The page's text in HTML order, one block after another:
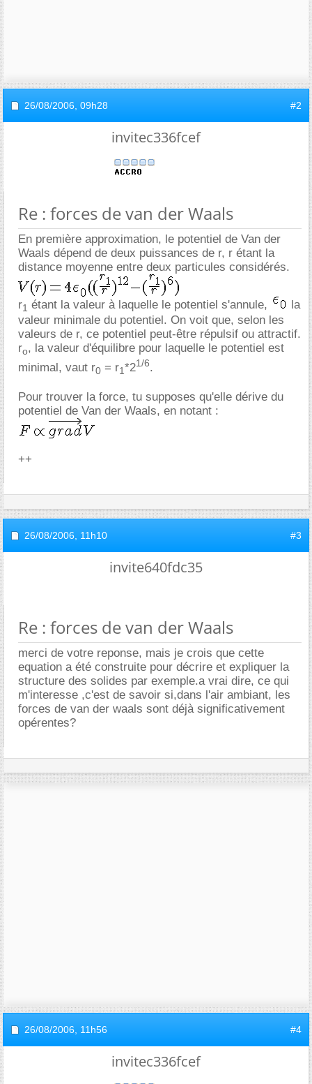
26/08/2006, 09h28 #2
invitec336fcef
Re : forces de van der Waals
En première approximation, le potentiel de Van der
Waals dépend de deux puissances de r, r étant la
distance moyenne entre deux particules considérés.
r1 étant la valeur à laquelle le potentiel s'annule,
la
valeur minimale du potentiel. On voit que, selon les
valeurs de r, ce potentiel peut-être répulsif ou attractif.
ro, la valeur d'équilibre pour laquelle le potentiel est
minimal, vaut r0 = r1*21/6.
Pour trouver la force, tu supposes qu'elle dérive du
potentiel de Van der Waals, en notant :
++
26/08/2006, 11h10 #3
invite640fdc35
Re : forces de van der Waals
merci de votre reponse, mais je crois que cette
equation a été construite pour décrire et expliquer la
structure des solides par exemple.a vrai dire, ce qui
m'interesse ,c'est de savoir si,dans l'air ambiant, les
forces de van der waals sont déjà significativement
opérentes?
26/08/2006, 11h56 #4
invitec336fcef